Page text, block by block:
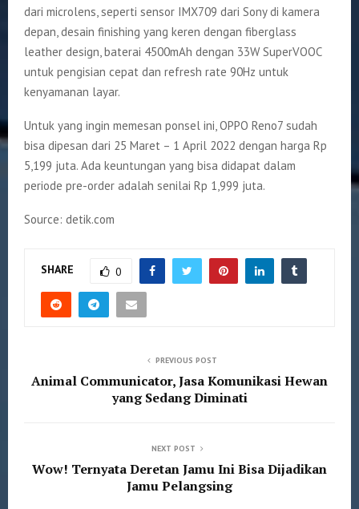
dari microlens, seperti sensor IMX709 dari Sony di kamera
depan, desain finishing yang keren dengan fiberglass
leather design, baterai 4500mAh dengan 33W SuperVOOC
untuk pengisian cepat dan refresh rate 90Hz untuk
kenyamanan layar.
Untuk yang ingin memesan ponsel ini, OPPO Reno7 sudah
bisa dipesan dari 25 Maret – 1 April 2022 dengan harga Rp
5,199 juta. Ada keuntungan yang bisa didapat dalam
periode pre-order adalah senilai Rp 1,999 juta.
Source: detik.com
SHARE 0
PREVIOUS POST
Animal Communicator, Jasa Komunikasi Hewan
yang Sedang Diminati
NEXT POST
Wow! Ternyata Deretan Jamu Ini Bisa Dijadikan
Jamu Pelangsing